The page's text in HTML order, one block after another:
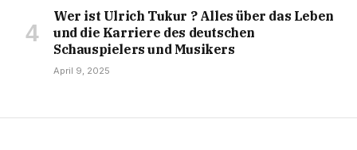
Wer ist Ulrich Tukur ? Alles über das Leben
und die Karriere des deutschen
Schauspielers und Musikers
April 9, 2025